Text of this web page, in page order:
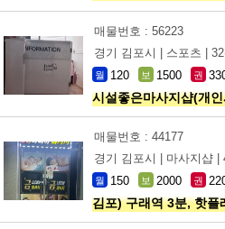
매물번호 : 56223
경기 김포시 |
스포츠 |
월 120 보 1500 권
시설좋은마사지샵(개
매물번호 : 44177
경기 김포시 |
마사지샵 |
월 150 보 2000 권
김포) 구래역 3분, 핫플